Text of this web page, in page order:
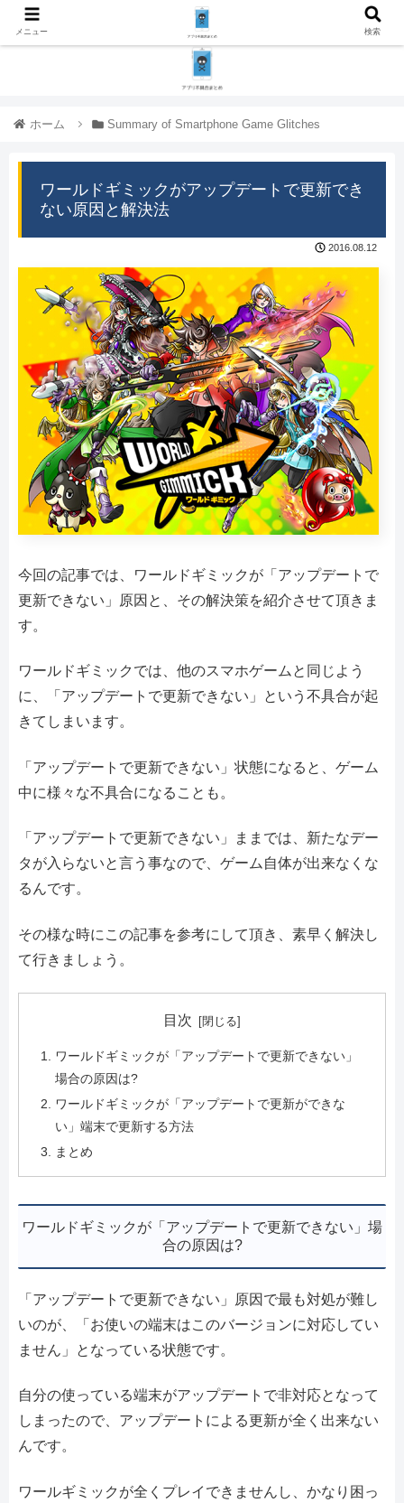
ホーム Summary of Smartphone Game Glitches
ワールドギミックがアップデートで更新でき
ない原因と解決法
2016.08.12
今回の記事では、ワールドギミックが「アップデートで
更新できない」原因と、その解決策を紹介させて頂きま
す。
ワールドギミックでは、他のスマホゲームと同じよう
に、「アップデートで更新できない」という不具合が起
きてしまいます。
「アップデートで更新できない」状態になると、ゲーム
中に様々な不具合になることも。
「アップデートで更新できない」ままでは、新たなデー
タが入らないと言う事なので、ゲーム自体が出来なくな
るんです。
その様な時にこの記事を参考にして頂き、素早く解決し
て行きましょう。
目次
ワールドギミックが「アップデートで更新できない」
場合の原因は?
ワールドギミックが「アップデートで更新ができな
い」端末で更新する方法
まとめ
ワールドギミックが「アップデートで更新できない」場
合の原因は?
「アップデートで更新できない」原因で最も対処が難し
いのが、「お使いの端末はこのバージョンに対応してい
ません」となっている状態です。
自分の使っている端末がアップデートで非対応となって
しまったので、アップデートによる更新が全く出来ない
んです。
ワールギミックが全くプレイできませんし、かなり困っ
メニュー 検索